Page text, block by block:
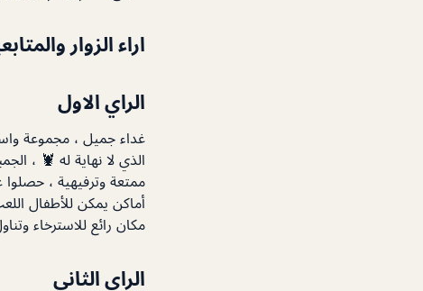
اراء الزوار
الراي الاول
غداء جميل ، مجموعة
الذي لا نهاية له 🦞 ،
ممتعة وترفيهية ،
أماكن يمكن للأطفال
مكان رائع للاسترخاء
الراي الثاني